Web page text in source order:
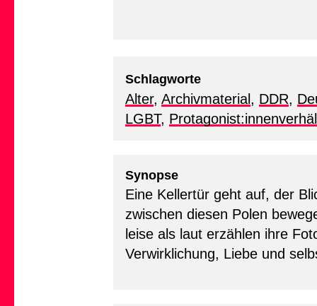
Schlagworte
Alter, Archivmaterial , DDR,
LGBT,
Synopse
Eine Kellertür geht auf, der
zwischen diesen Polen
leise als laut erzählen ihre
Verwirklichung, Liebe und